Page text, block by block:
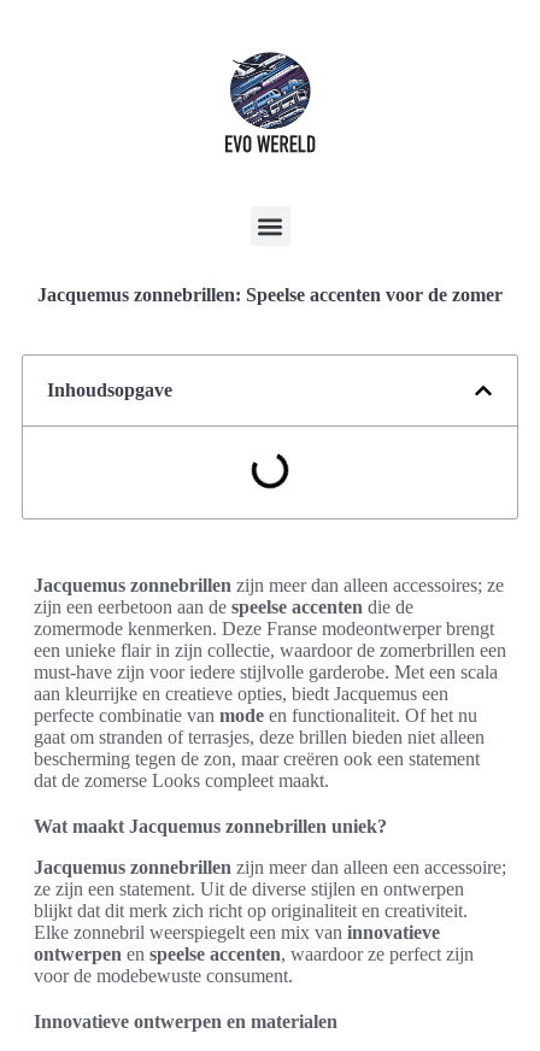
Jacquemus zonnebrillen: Speelse accenten voor de zomer
Inhoudsopgave
Jacquemus zonnebrillen zijn meer dan alleen accessoires; ze
zijn een eerbetoon aan de speelse accenten die de
zomermode kenmerken. Deze Franse modeontwerper brengt
een unieke flair in zijn collectie, waardoor de zomerbrillen een
must-have zijn voor iedere stijlvolle garderobe. Met een scala
aan kleurrijke en creatieve opties, biedt Jacquemus een
perfecte combinatie van mode en functionaliteit. Of het nu
gaat om stranden of terrasjes, deze brillen bieden niet alleen
bescherming tegen de zon, maar creëren ook een statement
dat de zomerse Looks compleet maakt.
Wat maakt Jacquemus zonnebrillen uniek?
Jacquemus zonnebrillen zijn meer dan alleen een accessoire;
ze zijn een statement. Uit de diverse stijlen en ontwerpen
blijkt dat dit merk zich richt op originaliteit en creativiteit.
Elke zonnebril weerspiegelt een mix van innovatieve
ontwerpen en speelse accenten, waardoor ze perfect zijn
voor de modebewuste consument.
Innovatieve ontwerpen en materialen